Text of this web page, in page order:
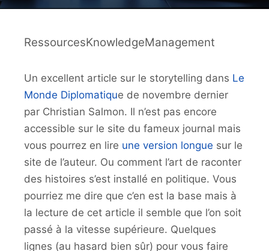
RessourcesKnowledgeManagement
Un excellent article sur le storytelling dans Le
Monde Diplomatique de novembre dernier
par Christian Salmon. Il n’est pas encore
accessible sur le site du fameux journal mais
vous pourrez en lire une version longue sur le
site de l’auteur. Ou comment l’art de raconter
des histoires s’est installé en politique. Vous
pourriez me dire que c’en est la base mais à
la lecture de cet article il semble que l’on soit
passé à la vitesse supérieure. Quelques
lignes (au hasard bien sûr) pour vous faire